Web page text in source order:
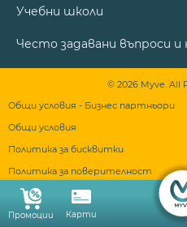
Промоции Карти
Учебни школи
Често задавани въпроси
© 2026 Myve. All
Общи условия - Бизнес партньори
Общи условия
Политика за бисквитки
Политика за поверителност